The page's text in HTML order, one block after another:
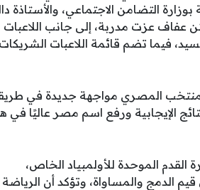
التضامن الاجتماعي، والأستاذة
عفاف عزت مدربة، إلى جانب اللاعبات
فيما تضم قائمة اللاعبات الشريكات
المنتخب المصري مواجهة جديدة في
الإيجابية ورفع اسم مصر عاليًا في
الموحدة للأولمبياد الخاص،
الدمج والمساواة، وتؤكد أن الرياضة